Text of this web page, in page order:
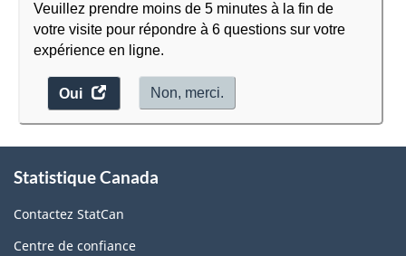
Veuillez prendre moins de 5 minutes à la fin de
votre visite pour répondre à 6 questions sur votre
expérience en ligne.
Oui
accéder
au
Non, merci.
propos
de
ce
Statistique Canada
Contactez StatCan
Centre de confiance